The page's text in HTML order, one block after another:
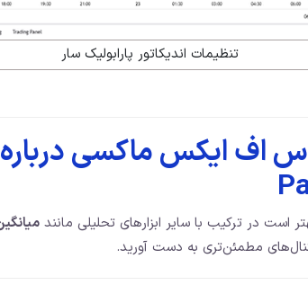
تنظیمات اندیکاتور پارابولیک سار
اف ایکس ماکسی درباره
مطمئن‌تری به دست آورید.